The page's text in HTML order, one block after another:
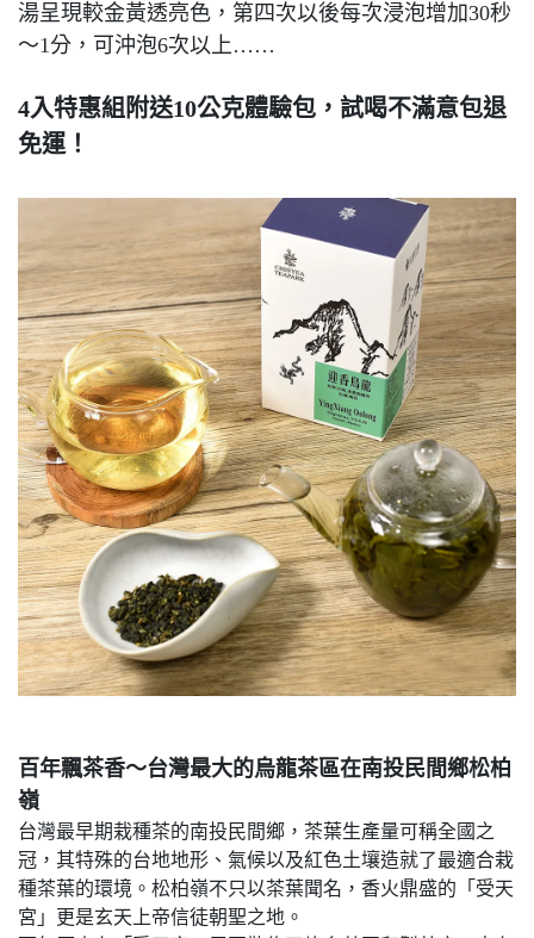
湯呈現較金黃透亮色，第四次以後每次浸泡增加30秒
～1分，可沖泡6次以上……
4入特惠組附送10公克體驗包，試喝不滿意包退
免運！
百年飄茶香～台灣最大的烏龍茶區在南投民間鄉松柏
嶺
台灣最早期栽種茶的南投民間鄉，茶葉生產量可稱全國之
冠，其特殊的台地地形、氣候以及紅色土壤造就了最適合栽
種茶葉的環境。松柏嶺不只以茶葉聞名，香火鼎盛的「受天
宮」更是玄天上帝信徒朝聖之地。